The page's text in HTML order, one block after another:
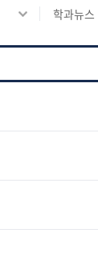
학과뉴스